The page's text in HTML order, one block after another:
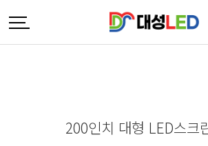
200인치 대형 LED스크